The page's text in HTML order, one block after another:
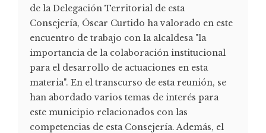
de la Delegación Territorial de esta
Consejería, Óscar Curtido ha valorado en este
encuentro de trabajo con la alcaldesa "la
importancia de la colaboración institucional
para el desarrollo de actuaciones en esta
materia". En el transcurso de esta reunión, se
han abordado varios temas de interés para
este municipio relacionados con las
competencias de esta Consejería. Además, el